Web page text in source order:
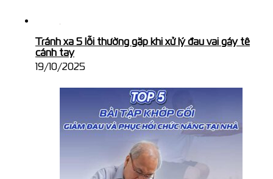
Tránh xa 5 lỗi thường gặp khi xử lý đau vai gáy tê
cánh tay
19/10/2025